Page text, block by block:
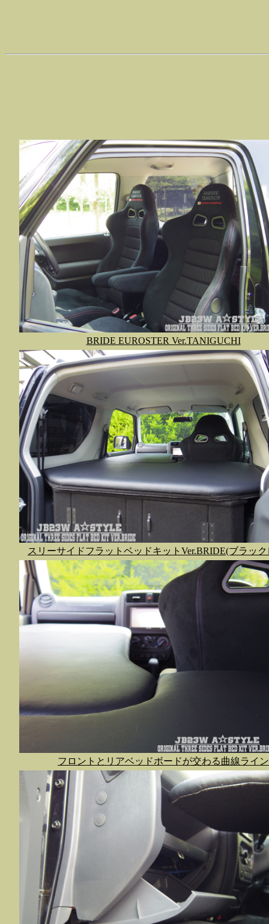
BRIDE EUROSTER Ver.TANIGUCHI
スリーサイドフラットベッドキットVer.BRIDE(ブラッ
フロントとリアベッドボードが交わる曲線ライン